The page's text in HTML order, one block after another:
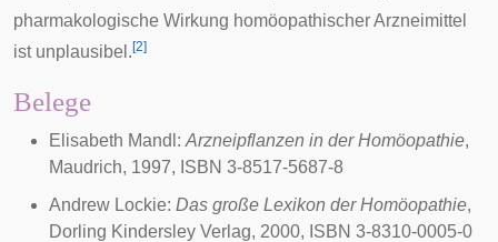
pharmakologische Wirkung homöopathischer Arzneimittel
ist unplausibel. [2]
Belege
Elisabeth Mandl: Arzneipflanzen in der Homöopathie,
Maudrich, 1997, ISBN 3-8517-5687-8
Andrew Lockie: Das große Lexikon der Homöopathie,
Dorling Kindersley Verlag, 2000, ISBN 3-8310-0005-0